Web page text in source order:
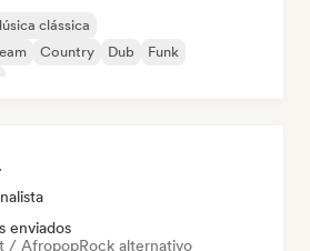
clássica
Country Dub
Funk
enviados
/ AfropopRock alternativo